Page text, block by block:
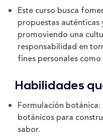
Este curso busca
propuestas auténticas
promoviendo una
responsabilidad en
fines personales
Habilidades
Formulación
botánicos para
sabor.